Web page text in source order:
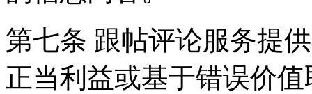
第七条 跟帖评论服务提
正当利益或基于错误价